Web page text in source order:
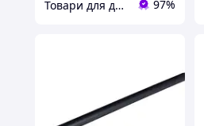
Товари для дому! 97%